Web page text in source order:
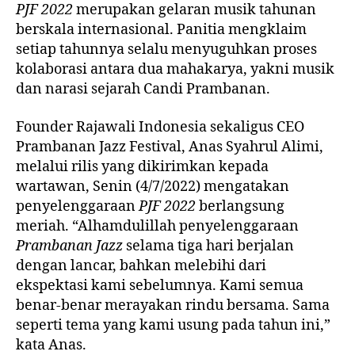
PJF 2022merupakan gelaran musik tahunan
berskala internasional. Panitia mengklaim
setiap tahunnya selalu menyuguhkan proses
kolaborasi antara dua mahakarya, yakni musik
dan narasi sejarah Candi Prambanan.
Founder Rajawali Indonesia sekaligus CEO
Prambanan Jazz Festival, Anas Syahrul Alimi,
melalui rilis yang dikirimkan kepada
wartawan, Senin (4/7/2022) mengatakan
penyelenggaraanPJF 2022berlangsung
meriah. “Alhamdulillah penyelenggaraan
Prambanan Jazz selama tiga hari berjalan
dengan lancar, bahkan melebihi dari
ekspektasi kami sebelumnya. Kami semua
benar-benar merayakan rindu bersama. Sama
seperti tema yang kami usung pada tahun ini,”
kata Anas.